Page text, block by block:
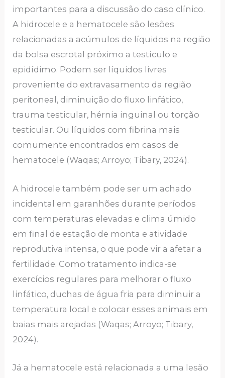
importantes para a discussão do caso clínico.
A hidrocele e a hematocele são lesões
relacionadas a acúmulos de líquidos na região
da bolsa escrotal próximo a testículo e
epidídimo. Podem ser líquidos livres
proveniente do extravasamento da região
peritoneal, diminuição do fluxo linfático,
trauma testicular, hérnia inguinal ou torção
testicular. Ou líquidos com fibrina mais
comumente encontrados em casos de
hematocele (Waqas; Arroyo; Tibary, 2024).
A hidrocele também pode ser um achado
incidental em garanhões durante períodos
com temperaturas elevadas e clima úmido
em final de estação de monta e atividade
reprodutiva intensa, o que pode vir a afetar a
fertilidade. Como tratamento indica-se
exercícios regulares para melhorar o fluxo
linfático, duchas de água fria para diminuir a
temperatura local e colocar esses animais em
baias mais arejadas (Waqas; Arroyo; Tibary,
2024).
Já a hematocele está relacionada a uma lesão